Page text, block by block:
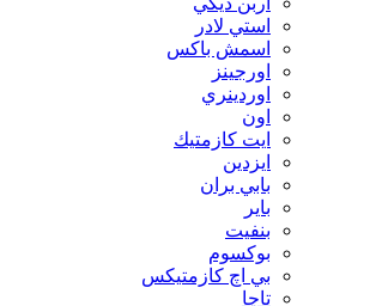
استي لادر
اسمش باكس
اورجينز
اوردينري
اون
ايت كازمتيك
ايزدين
بابي بران
بایر
بنفيت
بوكسوم
بي اچ كازمتيكس
تاچا